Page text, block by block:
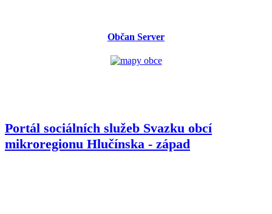
Občan Server
Portál sociálních služeb Svazku obcí
mikroregionu Hlučínska - západ